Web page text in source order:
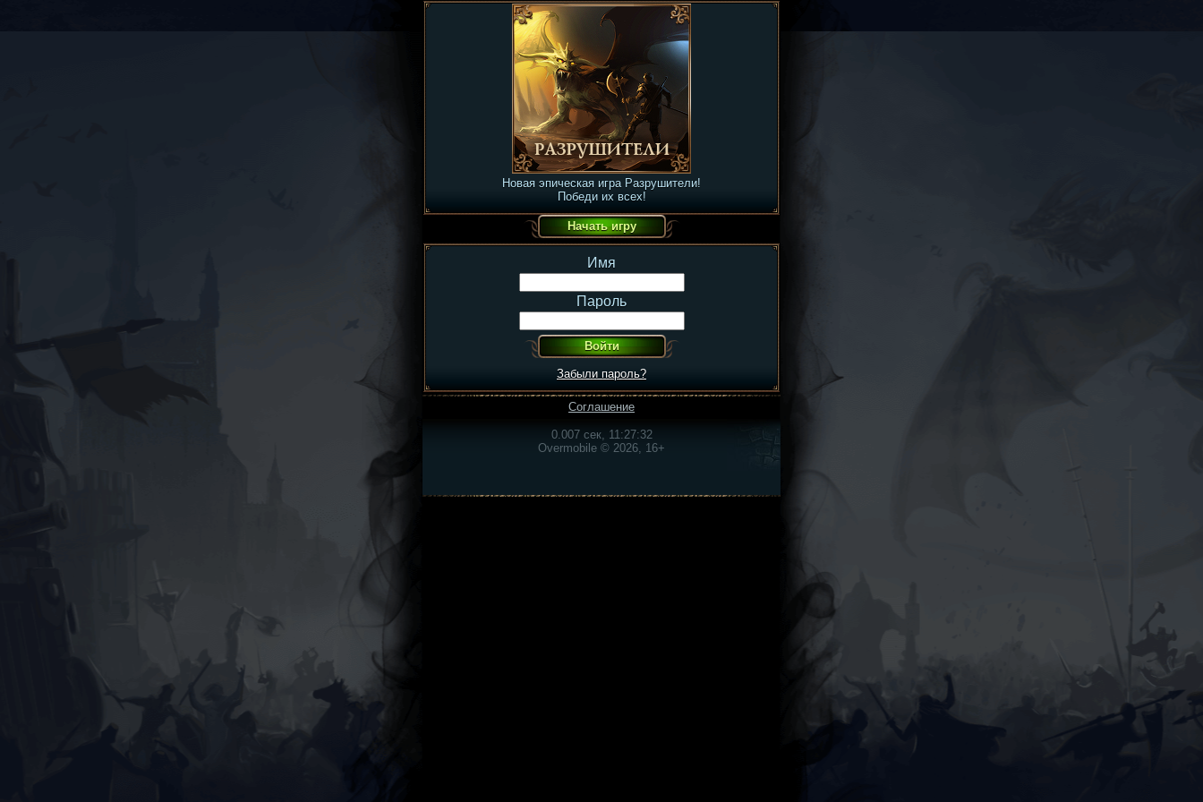
Новая эпическая игра Разрушители!
Победи их всех!
Имя
Пароль
Забыли пароль?
Соглашение
0.007 сек, 11:27:32
Overmobile © 2026, 16+